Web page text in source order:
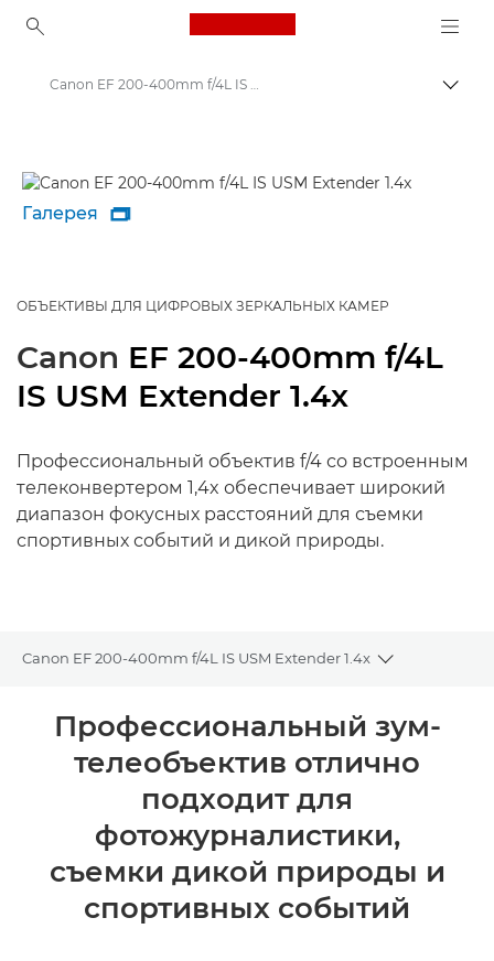
Canon Logo, back to
Canon EF 200-400mm f/4L IS USM Extender 1.4x - Lenses - Camera & Photo lenses
Галерея 
ОБЪЕКТИВЫ ДЛЯ ЦИФРОВЫХ ЗЕРКАЛЬНЫХ КАМЕР
Canon EF 200-400mm f/4L
IS USM Extender 1.4x
Профессиональный объектив f/4 со встроенным
телеконвертером 1,4x обеспечивает широкий
диапазон фокусных расстояний для съемки
спортивных событий и дикой природы.
Canon EF 200-400mm f/4L IS USM Extender 1.4x
Toggle
Общая информация
Технические характеристики
Профессиональный зум-
телеобъектив отлично
подходит для
фотожурналистики,
съемки дикой природы и
спортивных событий